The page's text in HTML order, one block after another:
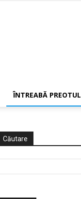
ÎNTREABĂ PREOTUL
Căutare